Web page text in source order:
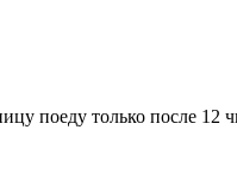
поеду только после 12